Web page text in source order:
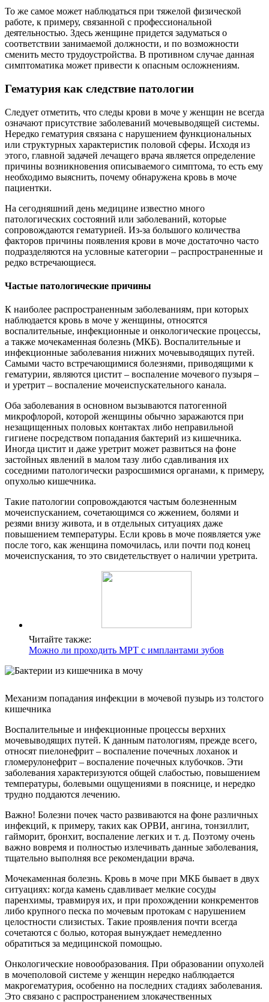
То же самое может наблюдаться при тяжелой физической
работе, к примеру, связанной с профессиональной
деятельностью. Здесь женщине придется задуматься о
соответствии занимаемой должности, и по возможности
сменить место трудоустройства. В противном случае данная
симптоматика может привести к опасным осложнениям.
Гематурия как следствие патологии
Следует отметить, что следы крови в моче у женщин не всегда
означают присутствие заболеваний мочевыводящей системы.
Нередко гематурия связана с нарушением функциональных
или структурных характеристик половой сферы. Исходя из
этого, главной задачей лечащего врача является определение
причины возникновения описываемого симптома, то есть ему
необходимо выяснить, почему обнаружена кровь в моче
пациентки.
На сегодняшний день медицине известно много
патологических состояний или заболеваний, которые
сопровождаются гематурией. Из-за большого количества
факторов причины появления крови в моче достаточно часто
подразделяются на условные категории – распространенные и
редко встречающиеся.
Частые патологические причины
К наиболее распространенным заболеваниям, при которых
наблюдается кровь в моче у женщины, относятся
воспалительные, инфекционные и онкологические процессы,
а также мочекаменная болезнь (МКБ). Воспалительные и
инфекционные заболевания нижних мочевыводящих путей.
Самыми часто встречающимися болезнями, приводящими к
гематурии, являются цистит – воспаление мочевого пузыря –
и уретрит – воспаление мочеиспускательного канала.
Оба заболевания в основном вызываются патогенной
микрофлорой, которой женщины обычно заражаются при
незащищенных половых контактах либо неправильной
гигиене посредством попадания бактерий из кишечника.
Иногда цистит и даже уретрит может развиться на фоне
застойных явлений в малом тазу либо сдавливания их
соседними патологически разросшимися органами, к примеру,
опухолью кишечника.
Такие патологии сопровождаются частым болезненным
мочеиспусканием, сочетающимся со жжением, болями и
резями внизу живота, и в отдельных ситуациях даже
повышением температуры. Если кровь в моче появляется уже
после того, как женщина помочилась, или почти под конец
мочеиспускания, то это свидетельствует о наличии уретрита.
Читайте также:
Можно ли проходить МРТ с имплантами зубов
Механизм попадания инфекции в мочевой пузырь из толстого
кишечника
Воспалительные и инфекционные процессы верхних
мочевыводящих путей. К данным патологиям, прежде всего,
относят пиелонефрит – воспаление почечных лоханок и
гломерулонефрит – воспаление почечных клубочков. Эти
заболевания характеризуются общей слабостью, повышением
температуры, болевыми ощущениями в пояснице, и нередко
трудно поддаются лечению.
Важно! Болезни почек часто развиваются на фоне различных
инфекций, к примеру, таких как ОРВИ, ангина, тонзиллит,
гайморит, бронхит, воспаление легких и т. д. Поэтому очень
важно вовремя и полностью излечивать данные заболевания,
тщательно выполняя все рекомендации врача.
Мочекаменная болезнь. Кровь в моче при МКБ бывает в двух
ситуациях: когда камень сдавливает мелкие сосуды
паренхимы, травмируя их, и при прохождении конкрементов
либо крупного песка по мочевым протокам с нарушением
целостности слизистых. Такие проявления почти всегда
сочетаются с болью, которая вынуждает немедленно
обратиться за медицинской помощью.
Онкологические новообразования. При образовании опухолей
в мочеполовой системе у женщин нередко наблюдается
макрогематурия, особенно на последних стадиях заболевания.
Это связано с распространением злокачественных